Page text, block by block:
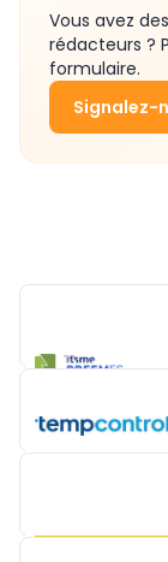
Vous avez
rédacteurs ?
formulaire.
Signalez-